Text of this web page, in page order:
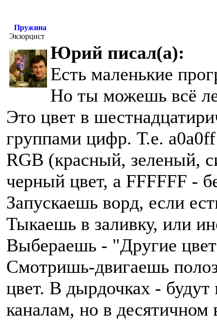
Пружина
Экзорцист
Юрий писал(а):
Есть маленькие
Но ты можешь всё
Это цвет в
группами цифр. Т.е.
RGB (красный, зеленый,
черный цвет, а FFFFFF -
Запускаешь ворд, если
Тыкаешь в заливку, или
Выбераешь - "Другие
Смотришь-двигаешь
цвет. В дырдочках -
каналам, но в